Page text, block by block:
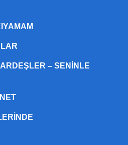
– SENINLE